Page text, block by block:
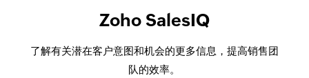
Zoho SalesIQ
了解有关潜在客户意图和机会的更多信息，提高销售团
队的效率。